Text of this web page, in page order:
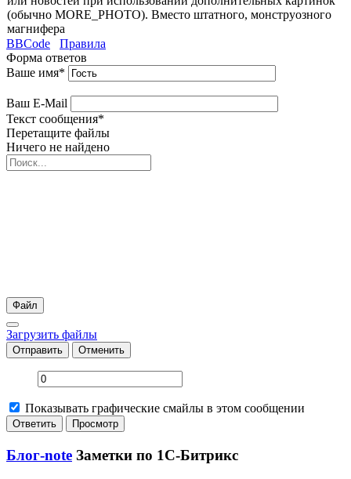
(обычно MORE_PHOTO). Вместо штатного, монструозного
магнифера
BBCode
Правила
Форма ответов
Ваше имя*
Ваш E-Mail
Текст сообщения*
Перетащите файлы
Ничего не найдено
Файл
Загрузить файлы
Отправить Отменить
Показывать графические смайлы в этом сообщении
Блог-note Заметки по 1С-Битрикс